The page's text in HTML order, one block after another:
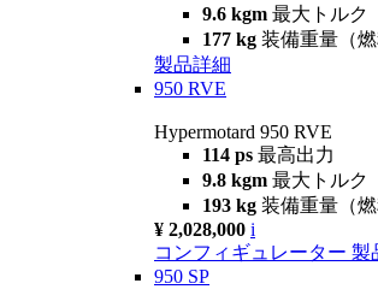
9.6 kgm 最大トルク
177 kg 装備重量（燃
製品詳細
950 RVE
Hypermotard 950 RVE
114 ps 最高出力
9.8 kgm 最大トルク
193 kg 装備重量（燃
¥ 2,028,000 i
コンフィギュレーター 製
950 SP